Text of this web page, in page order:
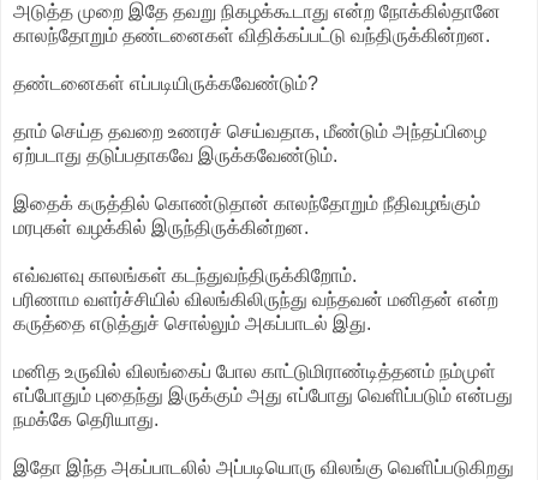
அடுத்த முறை இதே தவறு நிகழக்கூடாது என்ற நோக்கில்தானே
காலந்தோறும் தண்டனைகள் விதிக்கப்பட்டு வந்திருக்கின்றன.
தண்டனைகள் எப்படியிருக்கவேண்டும்?
தாம் செய்த தவறை உணரச் செய்வதாக, மீண்டும் அந்தப்பிழை
ஏற்படாது தடுப்பதாகவே இருக்கவேண்டும்.
இதைக் கருத்தில் கொண்டுதான் காலந்தோறும் நீதிவழங்கும்
மரபுகள் வழக்கில் இருந்திருக்கின்றன.
எவ்வளவு காலங்கள் கடந்துவந்திருக்கிறோம்.
பரிணாம வளர்ச்சியில் விலங்கிலிருந்து வந்தவன் மனிதன் என்ற
கருத்தை எடுத்துச் சொல்லும் அகப்பாடல் இது.
மனித உருவில் விலங்கைப் போல காட்டுமிராண்டித்தனம் நம்முள்
எப்போதும் புதைந்து இருக்கும் அது எப்போது வெளிப்படும் என்பது
நமக்கே தெரியாது.
இதோ இந்த அகப்பாடலில் அப்படியொரு விலங்கு வெளிப்படுகிறது